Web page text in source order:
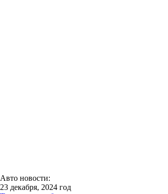
Авто новости:
23 декабря, 2024 год